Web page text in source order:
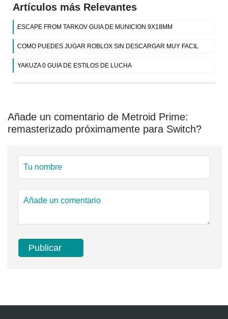
Artículos más Relevantes
ESCAPE FROM TARKOV GUIA DE MUNICION 9X18MM
COMO PUEDES JUGAR ROBLOX SIN DESCARGAR MUY FACIL
YAKUZA 0 GUIA DE ESTILOS DE LUCHA
Añade un comentario de Metroid Prime:
remasterizado próximamente para Switch?